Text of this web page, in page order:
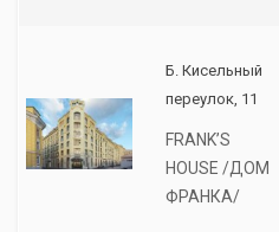
Б. Кисельный
переулок, 11
FRANK’S
HOUSE /ДОМ
ФРАНКА/